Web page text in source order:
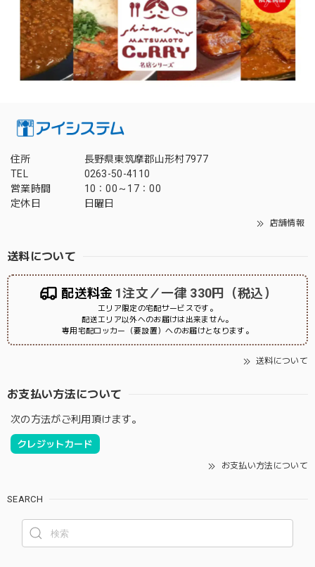
住所
長野県東筑摩郡山形村7977
TEL
0263-50-4110
営業時間
10：00～17：00
定休日
日曜日
店舗情報
送料について
配送料金 1注文／一律 330円（税込）
エリア限定の宅配サービスです。
配送エリア以外へのお届けは出来ません。
専用宅配ロッカー（要設置）へのお届けとなります。
送料について
お支払い方法について
次の方法がご利用頂けます。
クレジットカード
お支払い方法について
SEARCH